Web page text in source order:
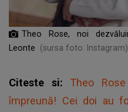
Theo Rose, noi
Leonte
(sursa foto: Instagram)
Citeste si: Theo
împreună! Cei doi au